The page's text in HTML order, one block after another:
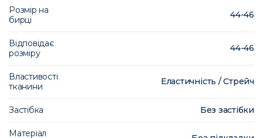
Розмір на
бирці
44-46
Відповідає
розміру
44-46
Властивості
тканини
Еластичність / Стрейч
Застібка Без застібки
Матеріал